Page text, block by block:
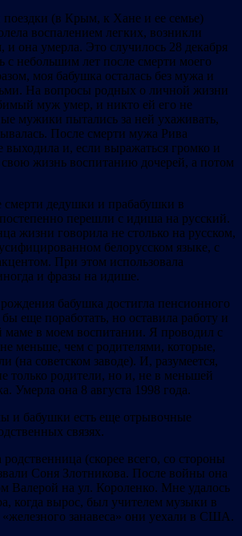
поездки (в Крым, к Хане и ее семье)
воспалением легких, возникли
и она умерла. Это случилось 28 декабря
с небольшим лет после смерти моего
моя бабушка осталась без мужа и
На вопросы родных о личной жизни
муж умер, и никто ей его не
мужики пытались за ней ухаживать,
После смерти мужа Рива
и, если выражаться громко и
жизнь воспитанию дочерей, а потом
дедушки и прабабушки в
перешли с идиша на русский.
жизни говорила не столько на русском,
белорусском языке, с
При этом использовала
и фразы на идише.
бабушка достигла пенсионного
еще поработать, но оставила работу и
маме в моем воспитании. Я проводил с
меньше, чем с родителями, которые,
(на советском заводе). И, разумеется,
только родители, но и, не в меньшей
Умерла она 8 августа 1998 года.
и бабушки есть еще отрывочные
связях.
(скорее всего, со стороны
Соня Злотникова. После войны она
Валерой на ул. Короленко. Мне удалось
когда вырос, был учителем музыки в
занавеса» они уехали в США.